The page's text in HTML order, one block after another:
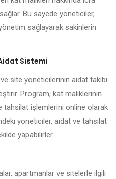
Bu sayede yöneticiler,
sağlayarak sakinlerin
Sistemi
site yöneticilerinin aidat takibi
Program, kat maliklerinin
tahsilat işlemlerini online olarak
yöneticiler, aidat ve tahsilat
yapabilirler.
apartmanlar ve sitelerle ilgili